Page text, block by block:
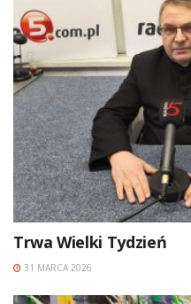
Trwa Wielki Tydzień
31 MARCA 2026